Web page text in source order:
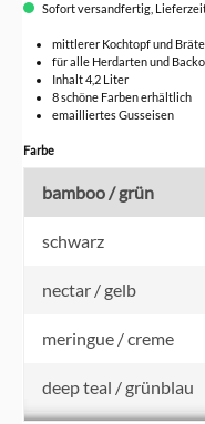
Sofort versandfertig, Lieferzeit
mittlerer Kochtopf und
für alle Herdarten und
Inhalt 4,2 Liter
8 schöne Farben erhältlich
emailliertes Gusseisen
Farbeauswählen
bamboo / grün
schwarz
nectar / gelb
meringue / creme
deep teal / grünblau